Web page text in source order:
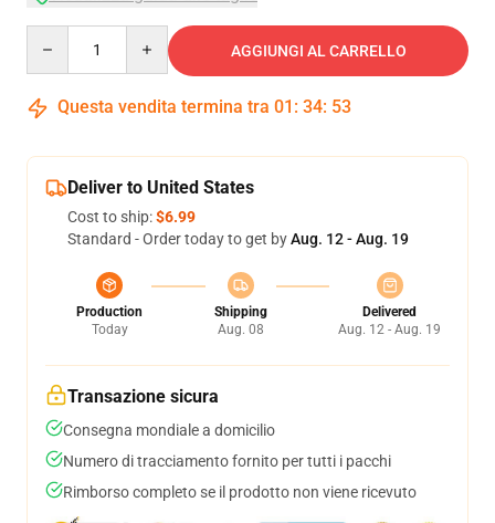
AGGIUNGI AL CARRELLO
Questa vendita termina tra 01 : 34: 53
Deliver to United States
Cost to ship:$6.99
Standard - Order today to get byAug. 12 - Aug. 19
Production
Today
Shipping
Aug. 08
Delivered
Aug. 12 - Aug. 19
Transazione sicura
Consegna mondiale a domicilio
Numero di tracciamento fornito per tutti i pacchi
Rimborso completo se il prodotto non viene ricevuto